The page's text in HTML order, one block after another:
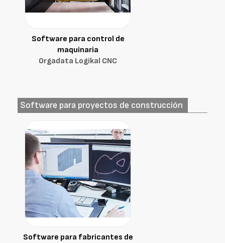
Software para control de
maquinaria
Orgadata Logikal CNC
Software para proyectos de construcción
Software para fabricantes de